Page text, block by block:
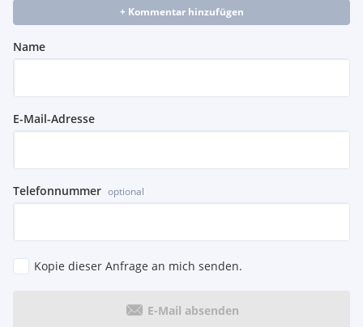
+ Kommentar hinzufügen
Name
E-Mail-Adresse
Telefonnummer optional
Kopie dieser Anfrage an mich senden.
E-Mail absenden